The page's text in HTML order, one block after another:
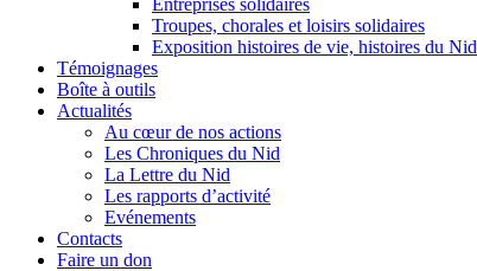
Entreprises solidaires
Troupes, chorales et loisirs solidaires
Exposition histoires de vie, histoires du Nid
Témoignages
Boîte à outils
Actualités
Au cœur de nos actions
Les Chroniques du Nid
La Lettre du Nid
Les rapports d’activité
Evénements
Contacts
Faire un don